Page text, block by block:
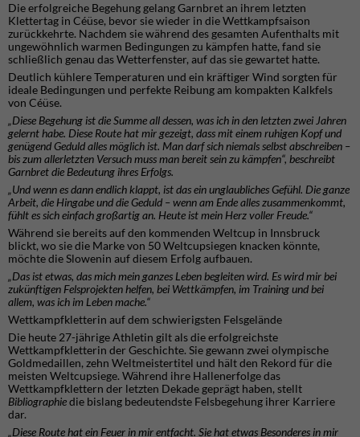
Die erfolgreiche Begehung gelang Garnbret an ihrem letzten
Klettertag in Céüse, bevor sie wieder in die Wettkampfsaison
zurückkehrte. Nachdem sie während des gesamten Aufenthalts mit
ungewöhnlich warmen Bedingungen zu kämpfen hatte, fand sie
schließlich genau das Wetterfenster, auf das sie gewartet hatte.
Deutlich kühlere Temperaturen und ein kräftiger Wind sorgten für
ideale Bedingungen und perfekte Reibung am kompakten Kalkfels
von Céüse.
„Diese Begehung ist die Summe all dessen, was ich in den letzten zwei Jahren
gelernt habe. Diese Route hat mir gezeigt, dass mit einem ruhigen Kopf und
genügend Geduld alles möglich ist. Man darf sich niemals selbst abschreiben –
bis zum allerletzten Versuch muss man bereit sein zu kämpfen“, beschreibt
Garnbret die Bedeutung ihres Erfolgs.
„Und wenn es dann endlich klappt, ist das ein unglaubliches Gefühl. Die ganze
Arbeit, die Hingabe und die Geduld – wenn am Ende alles zusammenkommt,
fühlt es sich einfach großartig an. Heute ist mein Herz voller Freude.“
Während sie bereits auf den kommenden Weltcup in Innsbruck
blickt, wo sie die Marke von 50 Weltcupsiegen knacken könnte,
möchte die Slowenin auf diesem Erfolg aufbauen.
„Das ist etwas, das mich mein ganzes Leben begleiten wird. Es wird mir bei
zukünftigen Felsprojekten helfen, bei Wettkämpfen, im Training und bei
allem, was ich im Leben mache.“
Wettkampfkletterin auf dem schwierigsten Felsgelände
Die heute 27-jährige Athletin gilt als die erfolgreichste
Wettkampfkletterin der Geschichte. Sie gewann zwei olympische
Goldmedaillen, zehn Weltmeistertitel und hält den Rekord für die
meisten Weltcupsiege. Während ihre Hallenerfolge das
Wettkampfklettern der letzten Dekade geprägt haben, stellt
Bibliographiedie bislang bedeutendste Felsbegehung ihrer Karriere
dar.
„Diese Route hat ein Feuer in mir entfacht. Sie hat etwas Besonderes in mir